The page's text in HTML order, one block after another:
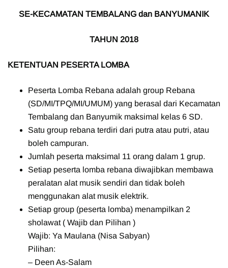
SE-KECAMATAN TEMBALANG dan BANYUMANIK
TAHUN 2018
KETENTUAN PESERTA LOMBA
Peserta Lomba Rebana adalah group Rebana
(SD/MI/TPQ/MI/UMUM) yang berasal dari Kecamatan
Tembalang dan Banyumik maksimal kelas 6 SD.
Satu group rebana terdiri dari putra atau putri, atau
boleh campuran.
Jumlah peserta maksimal 11 orang dalam 1 grup.
Setiap peserta lomba rebana diwajibkan membawa
peralatan alat musik sendiri dan tidak boleh
menggunakan alat musik elektrik.
Setiap group (peserta lomba) menampilkan 2
sholawat ( Wajib dan Pilihan )
Wajib: Ya Maulana (Nisa Sabyan)
Pilihan:
– Deen As-Salam